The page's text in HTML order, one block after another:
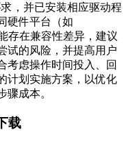
，并已安装相应驱动程
硬件平台（如
存在兼容性差异，建议
试的风险，并提高用户
考虑操作时间投入、回
计划实施方案，以优化
骤成本。
载